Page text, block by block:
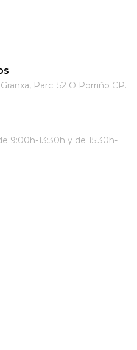
Parc. 52 O Porriño CP.
9:00h-13:30h y de 15:30h-